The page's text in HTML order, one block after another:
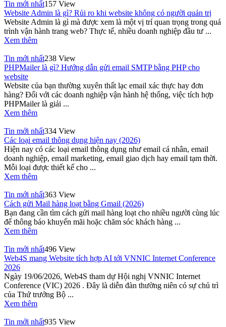
Tin mới nhất157 View
Website Admin là gì? Rủi ro khi website không có người quản trị
Website Admin là gì mà được xem là một vị trí quan trọng trong quá
trình vận hành trang web? Thực tế, nhiều doanh nghiệp đầu tư ...
Xem thêm
Tin mới nhất238 View
PHPMailer là gì? Hướng dẫn gửi email SMTP bằng PHP cho
website
Website của bạn thường xuyên thất lạc email xác thực hay đơn
hàng? Đối với các doanh nghiệp vận hành hệ thống, việc tích hợp
PHPMailer là giải ...
Xem thêm
Tin mới nhất334 View
Các loại email thông dụng hiện nay (2026)
Hiện nay có các loại email thông dụng như email cá nhân, email
doanh nghiệp, email marketing, email giao dịch hay email tạm thời.
Mỗi loại được thiết kế cho ...
Xem thêm
Tin mới nhất363 View
Cách gửi Mail hàng loạt bằng Gmail (2026)
Bạn đang cần tìm cách gửi mail hàng loạt cho nhiều người cùng lúc
để thông báo khuyến mãi hoặc chăm sóc khách hàng ...
Xem thêm
Tin mới nhất496 View
Web4S mang Website tích hợp AI tới VNNIC Internet Conference
2026
Ngày 19/06/2026, Web4S tham dự Hội nghị VNNIC Internet
Conference (VIC) 2026 . Đây là diễn đàn thường niên có sự chủ trì
của Thứ trưởng Bộ ...
Xem thêm
Tin mới nhất935 View